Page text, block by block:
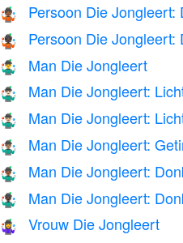
🤹🏾 Persoon Die
🤹🏿 Persoon Die
🤹‍♂️ Man Die Jongleert
🤹🏻‍♂️ Man Die Jongleert:
🤹🏼‍♂️ Man Die Jongleert:
🤹🏽‍♂️ Man Die Jongleert:
🤹🏾‍♂️ Man Die Jongleert:
🤹🏿‍♂️ Man Die Jongleert:
🤹‍♀️
Vrouw Die Jongleert